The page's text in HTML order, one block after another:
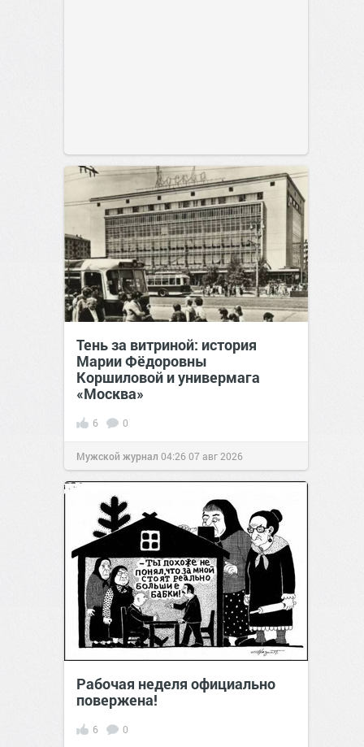
Тень за витриной: история
Марии Фёдоровны
Коршиловой и универмага
«Москва»
6 0
Мужской журнал 04:2607 авг 2026
Рабочая неделя официально
повержена!
6 0